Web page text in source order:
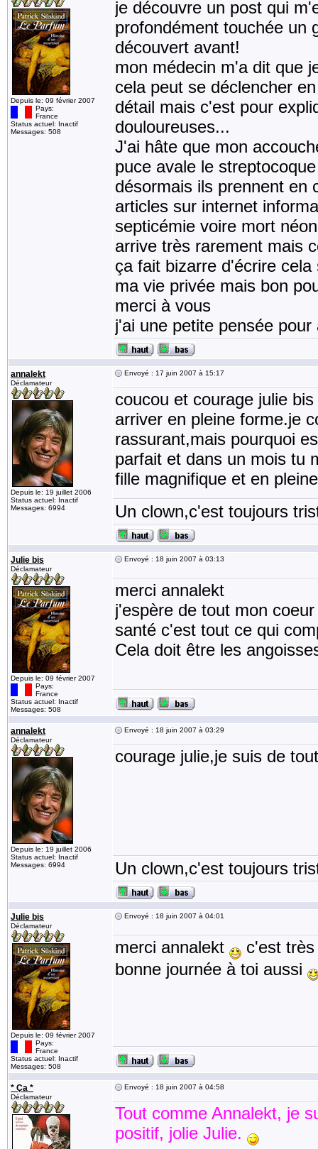
Depuis le: 09 février 2007
Pays:
France
Status actuel: Inactif
Messages: 508
je découvre un post qui
profondément touchée un
découvert avant!
mon médecin m'a dit que
cela peut se déclencher
détail mais c'est pour
douloureuses...
J'ai hâte que mon
puce avale le
désormais ils prennent en
articles sur internet
septicémie voire mort
arrive très rarement mais
ça fait bizarre d'écrire
ma vie privée mais bon
merci à vous
j'ai une petite pensée
annalekt
Déclamateur
Depuis le: 19 juillet 2006
Status actuel: Inactif
Messages: 6994
Envoyé : 17 juin 2007 à 15:17
coucou et courage julie
arriver en pleine forme.je
rassurant,mais pourquoi
parfait et dans un mois tu
fille magnifique et en
Un clown,c'est toujours
Julie bis
Déclamateur
Depuis le: 09 février 2007
Pays:
France
Status actuel: Inactif
Messages: 508
Envoyé : 18 juin 2007 à 03:13
merci annalekt
j'espère de tout mon
santé c'est tout ce qui
Cela doit être les
annalekt
Déclamateur
Depuis le: 19 juillet 2006
Status actuel: Inactif
Messages: 6994
Envoyé : 18 juin 2007 à 03:29
courage julie,je suis de
Un clown,c'est toujours
Julie bis
Déclamateur
Depuis le: 09 février 2007
Pays:
France
Status actuel: Inactif
Messages: 508
Envoyé : 18 juin 2007 à 04:01
merci annalekt
c'est
bonne journée à toi aussi
* Ça *
Déclamateur
Envoyé : 18 juin 2007 à 04:58
Tout comme Annalekt, je
positif, jolie Julie.